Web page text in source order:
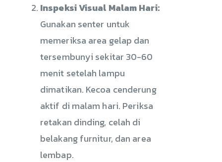
Inspeksi Visual Malam Hari:
Gunakan senter untuk
memeriksa area gelap dan
tersembunyi sekitar 30-60
menit setelah lampu
dimatikan. Kecoa cenderung
aktif di malam hari. Periksa
retakan dinding, celah di
belakang furnitur, dan area
lembap.